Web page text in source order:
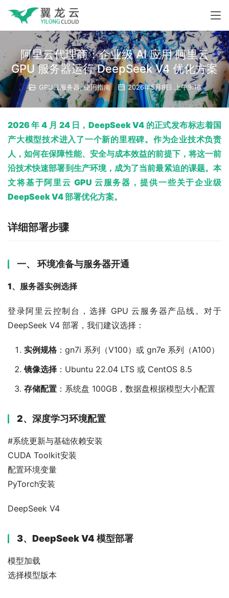
阿里云代理商：企业级 AI 应用 阿里云
GPU 服务器运行 DeepSeek V4 优化方案
GPU云服务器,使用指南 2026年5月8日 上午9:16
2026 年 4 月 24 日，DeepSeek V4 的正式发布标志着国
产大模型技术进入了一个新的里程碑。作为企业技术负责
人，如何在保障性能、安全与成本效益的前提下，将这一前
沿技术快速部署到生产环境，成为了当前最紧迫的课题。本
文将基于阿里云 GPU 云服务器，提供一些关于企业级
DeepSeek V4 部署优化方案。
详细部署步骤
一、 环境准备与服务器开通
1、服务器实例选择
登录阿里云控制台，选择 GPU 云服务器产品线。对于
DeepSeek V4 部署，我们建议选择：
实例规格 ：gn7i 系列（V100）或 gn7e 系列（A100）
镜像选择 ：Ubuntu 22.04 LTS 或 CentOS 8.5
存储配置 ：系统盘 100GB，数据盘根据模型大小配置
2、 深度学习环境配置
#系统更新与基础依赖安装
CUDA Toolkit安装
配置环境变量
PyTorch安装
DeepSeek V4
3、 DeepSeek V4 模型部署
模型加载
选择模型版本